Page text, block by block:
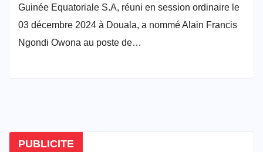
Guinée Equatoriale S.A, réuni en session ordinaire le
03 décembre 2024 à Douala, a nommé Alain Francis
Ngondi Owona au poste de…
PUBLICITE